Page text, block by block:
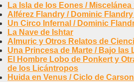
La Isla de los Eones / Miscelánea
Alférez Flandry / Dominic Flandry
Un Circo Infernal / Dominic
La Nave de Ishtar
Almuric y Otros Relatos de
Una Princesa de Marte / Bajo las
El Hombre Lobo de Ponkert y
de los Licántropos
Huida en Venus / Ciclo de